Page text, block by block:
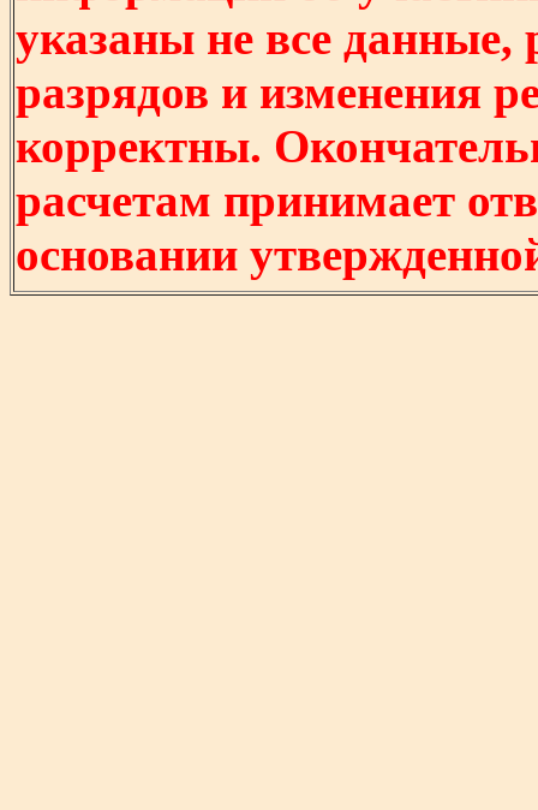
указаны не все
разрядов и изменения
корректны.
расчетам принимает
основании